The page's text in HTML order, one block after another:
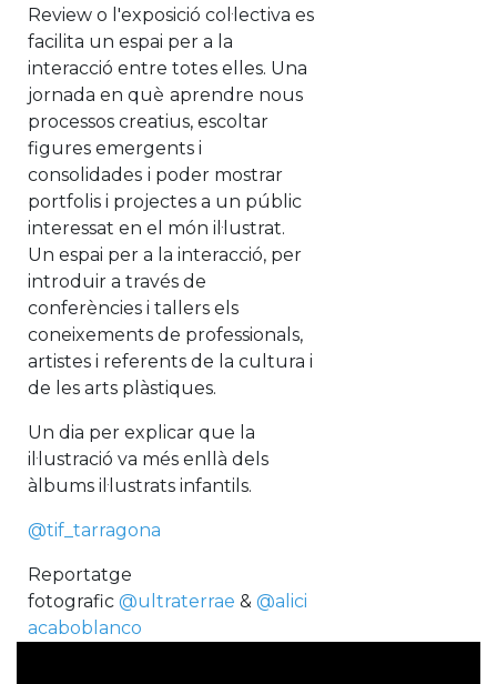
Review o l'exposició col·lectiva es
facilita un espai per a la
interacció entre totes elles. Una
jornada en què aprendre nous
processos creatius, escoltar
figures emergents i
consolidades i poder mostrar
portfolis i projectes a un públic
interessat en el món il·lustrat.
Un espai per a la interacció, per
introduir a través de
conferències i tallers els
coneixements de professionals,
artistes i referents de la cultura i
de les arts plàstiques.
Un dia per explicar que la
il·lustració va més enllà dels
àlbums il·lustrats infantils.
@tif_tarragona
Reportatge
fotografic @ultraterrae & @alici
acaboblanco